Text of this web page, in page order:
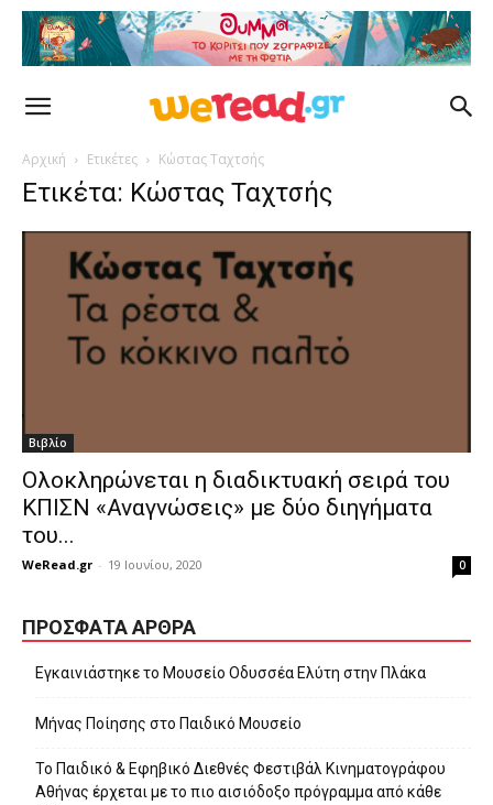
Αρχική Ετικέτες Κώστας Ταχτσής
Ετικέτα: Κώστας Ταχτσής
Βιβλίο
Ολοκληρώνεται η διαδικτυακή σειρά του
ΚΠΙΣΝ «Αναγνώσεις» με δύο διηγήματα
του...
WeRead.gr - 19 Ιουνίου, 2020 0
ΠΡΌΣΦΑΤΑ ΆΡΘΡΑ
Εγκαινιάστηκε το Μουσείο Οδυσσέα Ελύτη στην Πλάκα
Μήνας Ποίησης στο Παιδικό Μουσείο
Το Παιδικό & Εφηβικό Διεθνές Φεστιβάλ Κινηματογράφου
Αθήνας έρχεται με το πιο αισιόδοξο πρόγραμμα από κάθε